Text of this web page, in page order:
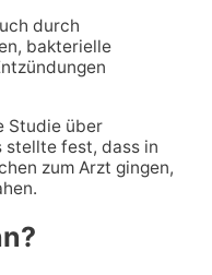
durch
bakterielle
Studie über
stellte fest, dass in
zum Arzt gingen,